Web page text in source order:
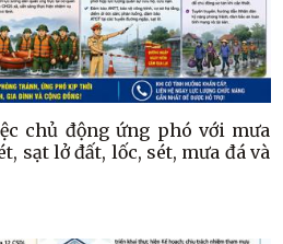
chủ động ứng phó với mưa
sạt lở đất, lốc, sét, mưa đá và